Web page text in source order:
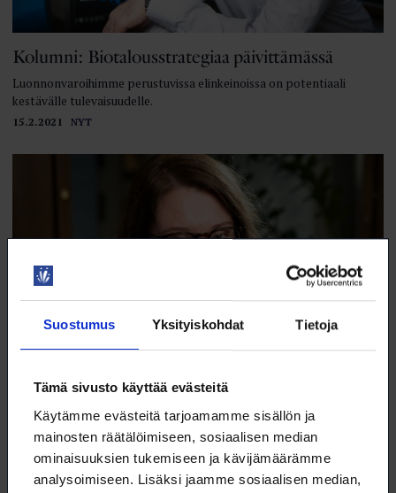
Suostumus Yksityiskohdat Tietoja
Tämä sivusto käyttää evästeitä
Käytämme evästeitä tarjoamamme sisällön ja
mainosten räätälöimiseen, sosiaalisen median
ominaisuuksien tukemiseen ja kävijämäärämme
analysoimiseen. Lisäksi jaamme sosiaalisen median,
15.2.2021 NYT
Kolumni: Biotalousstrategiaa päivittämässä
Luonnonvaroihimme perustuvissa elinkeinoissa on potentiaali
kestävälle tulevaisuudelle.
15.2.2021
Pääkirjoitus: Muuttuuko talon tapa?
Työsopimuksen tekeminen on työntekijän näkökulmasta katsottuna
useimmiten varsin ota tai jätä -henkinen tilanne, jossa työnantaja
toteaa kilpailukieltokirjauksen olevan vakiintunut käytäntö.